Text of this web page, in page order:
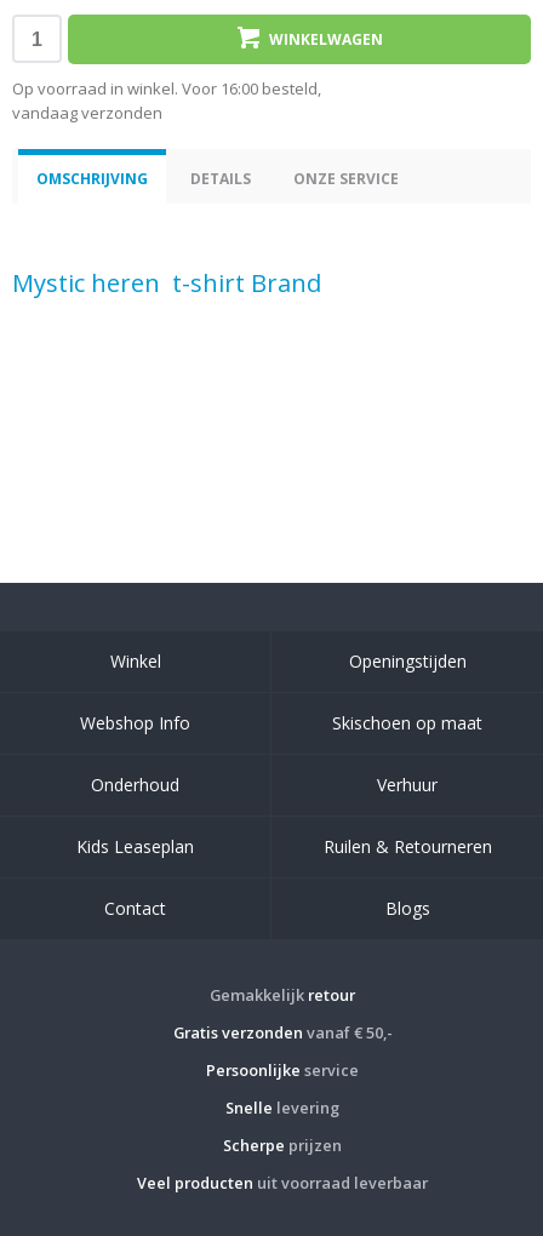
WINKELWAGEN
Op voorraad in winkel. Voor 16:00 besteld,
vandaag verzonden
OMSCHRIJVING DETAILS ONZE SERVICE
Mystic heren t-shirt Brand
Winkel Openingstijden
Webshop Info Skischoen op maat
Onderhoud Verhuur
Kids Leaseplan Ruilen & Retourneren
Contact Blogs
Gemakkelijk retour
Gratis verzonden vanaf € 50,-
Persoonlijke service
Snelle levering
Scherpe prijzen
Veel producten uit voorraad leverbaar